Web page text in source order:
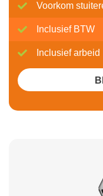
Voorkom
Inclusief BTW
Inclusief arbeid